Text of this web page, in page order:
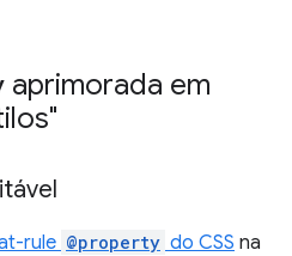
aprimorada em
rule @property do CSS na